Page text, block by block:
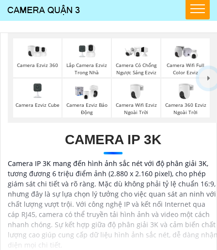
Camera Ezviz 360
Lắp Camera Ezviz
Trong Nhà
Camera Có Chống
Ngược Sáng Ezviz
Camera Wifi Full
Color Ezviz
Camera Ezviz Cube
Camera Ezviz Báo
Động
Camera Wifi Ezviz
Ngoài Trời
Camera 360 Ezviz
Ngoài Trời
CAMERA IP 3K
Camera IP 3K mang đến hình ảnh sắc nét với độ phân giải 3K,
tương đương 6 triệu điểm ảnh (2.880 x 2.160 pixel), cho phép
giám sát chi tiết và rõ ràng. Mặc dù không phải tỷ lệ chuẩn 16:9,
nhưng đây là sự lựa chọn lý tưởng cho việc quan sát an ninh với
chất lượng vượt trội. Với công nghệ IP và kết nối Internet qua
cáp RJ45, camera có thể truyền tải hình ảnh và video một cách
nhanh chóng. Sự kết hợp giữa độ phân giải 3K và cảm biến chất
lượng cao giúp cung cấp dữ liệu hình ảnh sắc nét, dễ dàng
diện mọi chi tiết.